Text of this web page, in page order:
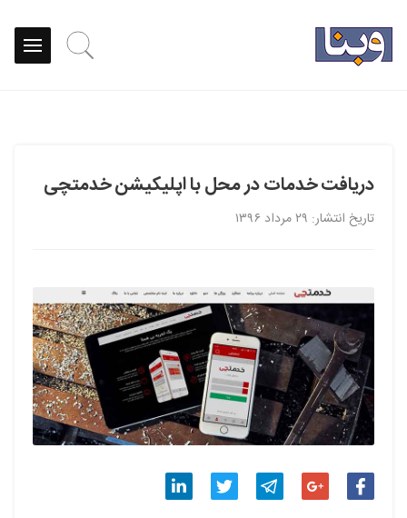
دریافت خدمات در محل با اپلیکیشن خدمتچی
تاریخ انتشار: ۲۹ مرداد ۱۳۹۶